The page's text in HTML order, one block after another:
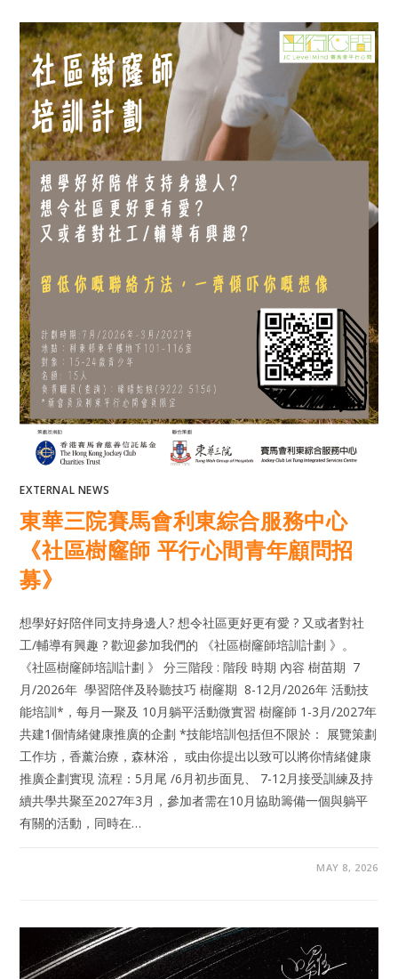
EXTERNAL NEWS
東華三院賽馬會利東綜合服務中心
《社區樹窿師 平行心間青年顧問招
募》
想學好好陪伴同支持身邊人? 想令社區更好更有愛 ? 又或者對社
工/輔導有興趣 ? 歡迎參加我們的 《社區樹窿師培訓計劃 》。
《社區樹窿師培訓計劃 》 分三階段 : 階段 時期 內容 樹苗期 7
月/2026年 學習陪伴及聆聽技巧 樹窿期 8-12月/2026年 活動技
能培訓*，每月一聚及 10月躺平活動微實習 樹窿師 1-3月/2027年
共建1個情緒健康推廣的企劃 *技能培訓包括但不限於： 展覽策劃
工作坊，香薰治療，森林浴， 或由你提出以致可以將你情緒健康
推廣企劃實現 流程：5月尾 /6月初步面見、 7-12月接受訓練及持
續共學共聚至2027年3月，參加者需在10月協助籌備一個與躺平
有關的活動，同時在…
MAY 8, 2026